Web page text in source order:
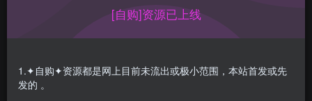
小空sora 全套合集带视频，持续更新…
合集目录在预览图下面
[自购]资源已上线
1.✦自购✦资源都是网上目前未流出或极小范围，本站首发或先
发的 。